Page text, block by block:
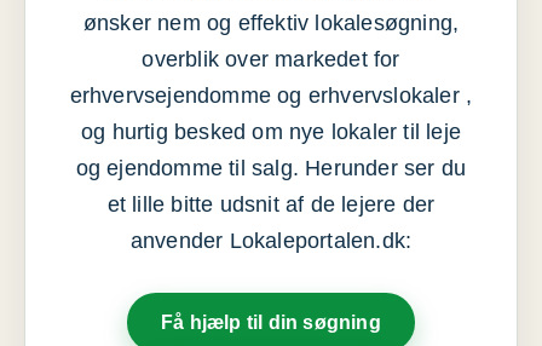
ønsker nem og effektiv lokalesøgning,
overblik over markedet for
erhvervsejendomme og erhvervslokaler ,
og hurtig besked om nye lokaler til leje
og ejendomme til salg. Herunder ser du
et lille bitte udsnit af de lejere der
anvender Lokaleportalen.dk:
Få hjælp til din søgning